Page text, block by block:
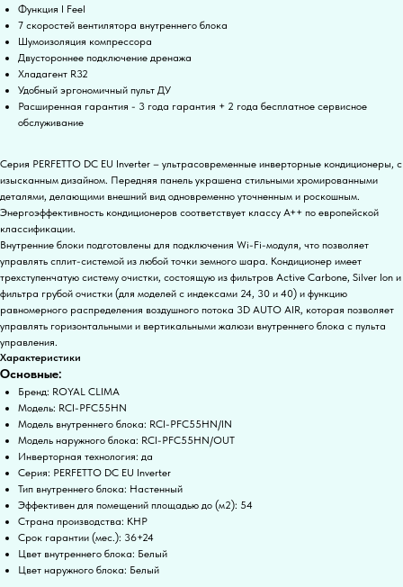
Функция I Feel
7 скоростей вентилятора внутреннего блока
Шумоизоляция компрессора
Двустороннее подключение дренажа
Хладагент R32
Удобный эргономичный пульт ДУ
Расширенная гарантия - 3 года гарантия + 2 года бесплатное сервисное
обслуживание
Серия PERFETTO DC EU Inverter – ультрасовременные инверторные кондиционеры, с
изысканным дизайном. Передняя панель украшена стильными хромированными
деталями, делающими внешний вид одновременно уточненным и роскошным.
Энергоэффективность кондиционеров соответствует классу А++ по европейской
классификации.
Внутренние блоки подготовлены для подключения Wi-Fi-модуля, что позволяет
управлять сплит-системой из любой точки земного шара. Кондиционер имеет
трехступенчатую систему очистки, состоящую из фильтров Active Carbone, Silver Ion и
фильтра грубой очистки (для моделей с индексами 24, 30 и 40) и функцию
равномерного распределения воздушного потока 3D AUTO AIR, которая позволяет
управлять горизонтальными и вертикальными жалюзи внутреннего блока с пульта
управления.
Характеристики
Основные:
Бренд: ROYAL CLIMA
Модель: RCI-PFC55HN
Модель внутреннего блока: RCI-PFC55HN/IN
Модель наружного блока: RCI-PFC55HN/OUT
Инверторная технология: да
Серия: PERFETTO DC EU Inverter
Тип внутреннего блока: Настенный
Эффективен для помещений площадью до (м2): 54
Страна производства: КНР
Срок гарантии (мес.): 36+24
Цвет внутреннего блока: Белый
Цвет наружного блока: Белый